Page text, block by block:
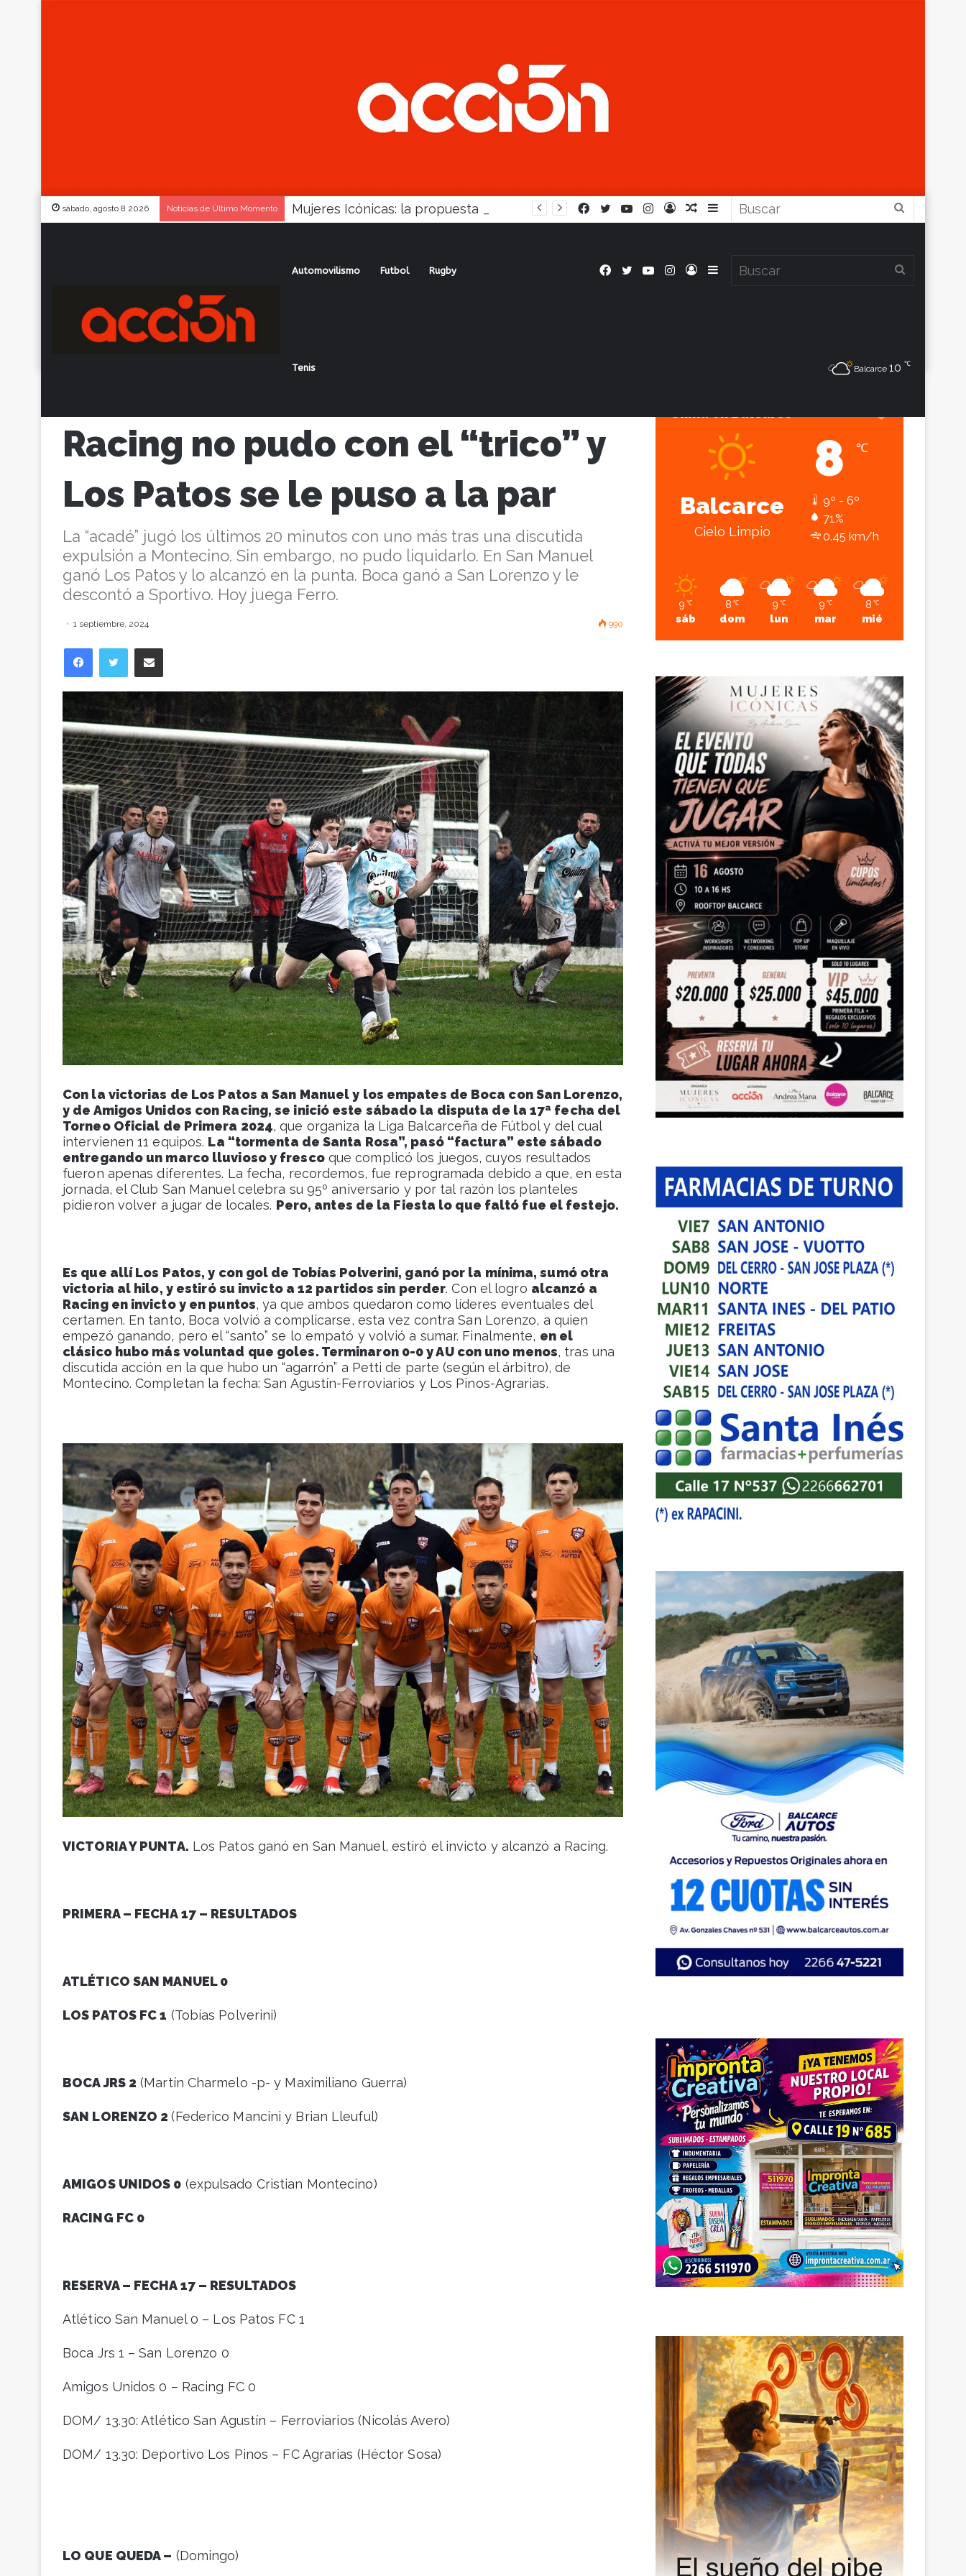
sábado, agosto 8 2026 Noticias de Último Momento
Barra
Artículo
Iniciar
Instagram
YouTube
Twitter
Facebook
Automovilismo Futbol Rugby
Tenis
Barra
Iniciar
Instagram
YouTube
Twitter
Facebook
Balcarce 10 ℃
Racing no pudo con el “trico” y
Los Patos se le puso a la par
La “acadé” jugó los últimos 20 minutos con uno más tras una discutida
expulsión a Montecino. Sin embargo, no pudo liquidarlo. En San Manuel
ganó Los Patos y lo alcanzó en la punta. Boca ganó a San Lorenzo y le
descontó a Sportivo. Hoy juega Ferro.
1 septiembre, 2024 990
Facebook
Con la victorias de Los Patos a San Manuel y los empates de Boca con San Lorenzo,
y de Amigos Unidos con Racing, se inició este sábado la disputa de la 17ª fecha del
Torneo Oficial de Primera 2024, que organiza la Liga Balcarceña de Fútbol y del cual
intervienen 11 equipos. La “tormenta de Santa Rosa”, pasó “factura” este sábado
entregando un marco lluvioso y frescoque complicó los juegos, cuyos resultados
fueron apenas diferentes. La fecha, recordemos, fue reprogramada debido a que, en esta
jornada, el Club San Manuel celebra su 95º aniversario y por tal razón los planteles
pidieron volver a jugar de locales. Pero, antes de la Fiesta lo que faltó fue el festejo.
Es que allí Los Patos, y con gol de Tobías Polverini, ganó por la mínima, sumó otra
victoria al hilo, y estiró su invicto a 12 partidos sin perder. Con el logro alcanzó a
Racing en invicto y en puntos, ya que ambos quedaron como líderes eventuales del
certamen. En tanto, Boca volvió a complicarse, esta vez contra San Lorenzo, a quien
empezó ganando, pero el “santo” se lo empató y volvió a sumar. Finalmente, en el
clásico hubo más voluntad que goles. Terminaron 0-0 y AU con uno menos, tras una
discutida acción en la que hubo un “agarrón” a Petti de parte (según el árbitro), de
Montecino. Completan la fecha: San Agustín-Ferroviarios y Los Pinos-Agrarias.
VICTORIA Y PUNTA. Los Patos ganó en San Manuel, estiró el invicto y alcanzó a Racing.
PRIMERA – FECHA 17 – RESULTADOS
ATLÉTICO SAN MANUEL 0
LOS PATOS FC 1 (Tobías Polverini)
BOCA JRS 2 (Martín Charmelo -p- y Maximiliano Guerra)
SAN LORENZO 2(Federico Mancini y Brian Lleuful)
AMIGOS UNIDOS 0 (expulsado Cristian Montecino)
RACING FC 0
RESERVA – FECHA 17 – RESULTADOS
Atlético San Manuel 0 – Los Patos FC 1
Boca Jrs 1 – San Lorenzo 0
Amigos Unidos 0 – Racing FC 0
DOM/ 13.30: Atlético San Agustín – Ferroviarios (Nicolás Avero)
DOM/ 13.30: Deportivo Los Pinos – FC Agrarias (Héctor Sosa)
LO QUE QUEDA – (Domingo)
Balcarce
Cielo Limpio
8 ℃
9º - 6º
71%
0.45 km/h
9 ℃
sáb
8 ℃
dom
9 ℃
lun
9 ℃
mar
8 ℃
mié